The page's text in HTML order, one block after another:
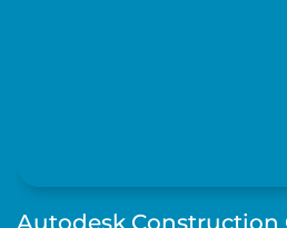
Autodesk Construction